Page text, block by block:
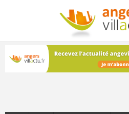
Les dernières actualités
votre boîte